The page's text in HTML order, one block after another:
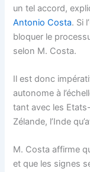
un tel accord,
Antonio Costa. Si
bloquer le
selon M. Costa.
Il est donc
autonome à
tant avec les
Zélande, l’Inde
M. Costa affirme
et que les signes